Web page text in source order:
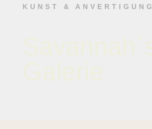
KUNST & ANVERTIGUNG